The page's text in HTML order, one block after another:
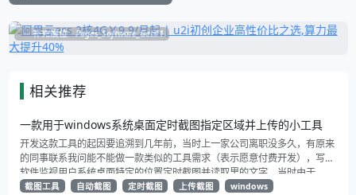
补充展位 Pages_Software_Get#1
相关推荐
一款用于windows系统桌面定时截图指定区域并上传的小工具
开发这款工具的起因要追溯到几年前，当时上一家公司离职没多久，有原来
的同事联系我问能不能做一款类似的工具需求（表示愿意付费开发），写个
软件监视用户系统桌面特定的位置定时截图并读取里的文字，当时由于
TesseractOCR这块已经把我折腾的很反感了（工作量太大了）于是便婉拒
截图工具 自动截图 定时截图 上传截图 windows